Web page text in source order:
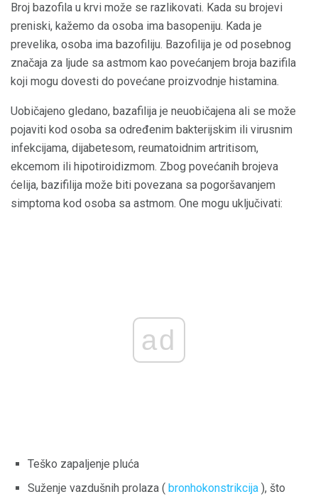
Broj bazofila u krvi može se razlikovati. Kada su brojevi
preniski, kažemo da osoba ima basopeniju. Kada je
prevelika, osoba ima bazofiliju. Bazofilija je od posebnog
značaja za ljude sa astmom kao povećanjem broja bazifila
koji mogu dovesti do povećane proizvodnje histamina.
Uobičajeno gledano, bazafilija je neuobičajena ali se može
pojaviti kod osoba sa određenim bakterijskim ili virusnim
infekcijama, dijabetesom, reumatoidnim artritisom,
ekcemom ili hipotiroidizmom. Zbog povećanih brojeva
ćelija, bazifilija može biti povezana sa pogoršavanjem
simptoma kod osoba sa astmom. One mogu uključivati:
ad
Teško zapaljenje pluća
Suženje vazdušnih prolaza ( bronhokonstrikcija ), što